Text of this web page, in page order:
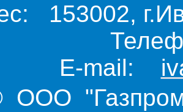
153002,
E-mail:
ООО "Газпром